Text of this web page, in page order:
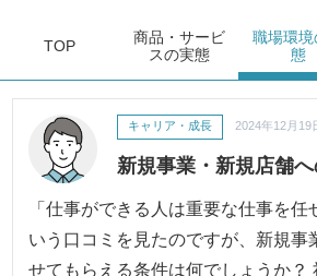
TOP
商品・サービ
スの実態
職場環境
態
新規事業・新規店舗
キャリア・成長 2024年12月19
「仕事ができる人は重要な仕事を任
いう口コミを見たのですが、新規事
せてもらえる条件は何でしょうか？